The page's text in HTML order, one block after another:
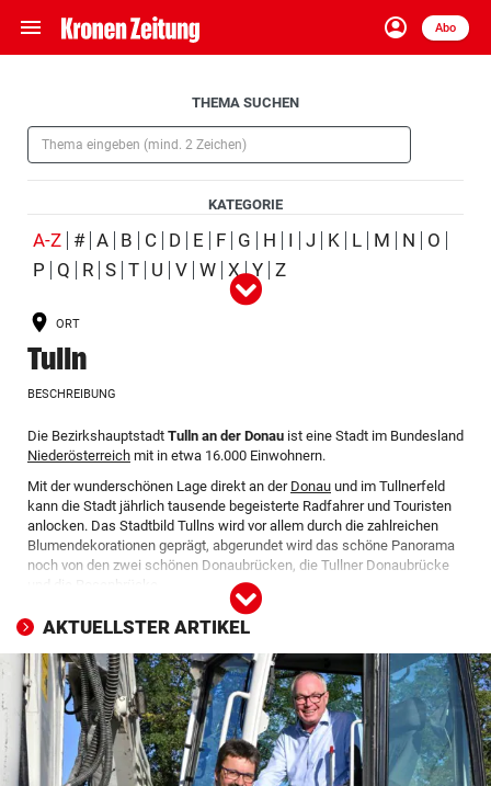
menu Navigation
ein-/ausklappen
account_circle
Anmelden
Abo
close Schließen
account_circle
arrow_right
pin_drop
Wien arrow_rightBundesland
Suchbegriff
eingeben
© Krone Multimedia GmbH & Co KG 2026
Muthgasse 2, 1190 Wien
THEMA SUCHEN
KATEGORIE
Alle
(ausgewählt)
Person Ort
A-Z(ausgewählt)
# A B C D E F G H I J K L M N
O
P
Q R S T U V W X Y Z
ORT
Tulln
BESCHREIBUNG
Aufklappen
Die Bezirkshauptstadt Tulln an der Donau ist eine Stadt im Bundesland
Niederösterreich mit in etwa 16.000 Einwohnern.
Mit der wunderschönen Lage direkt an der Donau und im Tullnerfeld
kann die Stadt jährlich tausende begeisterte Radfahrer und Touristen
anlocken. Das Stadtbild Tullns wird vor allem durch die zahlreichen
Blumendekorationen geprägt, abgerundet wird das schöne Panorama
noch von den zwei schönen Donaubrücken, die Tullner Donaubrücke
und die Rosenbrücke.
Tulln
wird auch als Blumenstadt beziehungsweise Rosenstadt
bezeichnet. Sobald die ersten Sonnenstrahlen zum Vorschein
kommen, locken Sehenswürdigkeiten, wie das Aubad, der Garten Tulln
oder die Minoritenkirche zahlreiche Besucher in die Stadt. Die schönen
Einkaufsstraßen im Stadtinneren laden Besucher zu längeren
Aufenthalten ein.
AKTUELLSTER ARTIKEL